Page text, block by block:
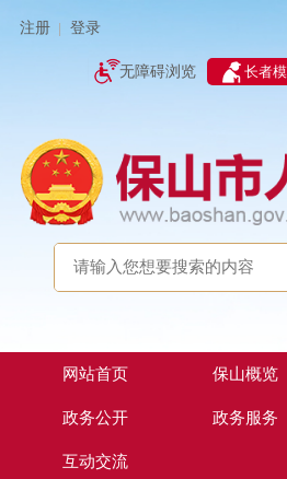
注册 登录
无障碍浏览 长者
网站首页 保山概览
政务公开 政务服务
互动交流